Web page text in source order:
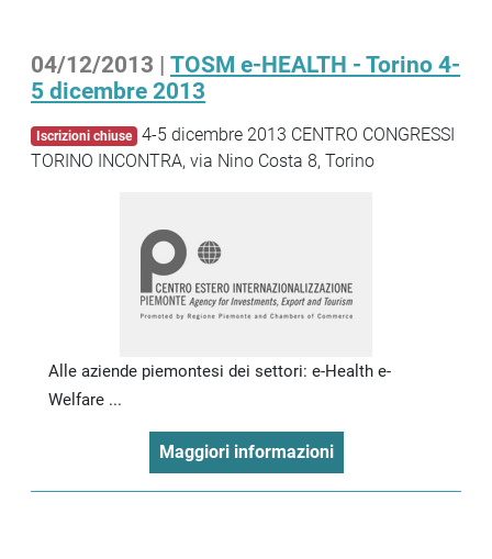
04/12/2013 | TOSM e-HEALTH - Torino 4-
5 dicembre 2013
Iscrizioni chiuse 4-5 dicembre 2013 CENTRO CONGRESSI
TORINO INCONTRA, via Nino Costa 8, Torino
Alle aziende piemontesi dei settori: e-Health e-
Welfare ...
Maggiori informazioni